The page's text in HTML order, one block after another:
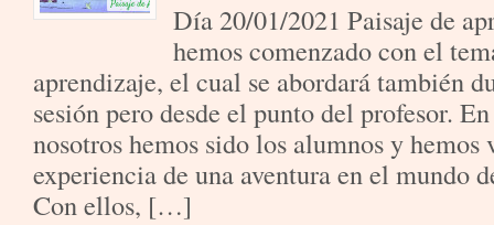
Día 20/01/2021 Paisaje de
hemos comenzado con el
aprendizaje, el cual se abordará también
sesión pero desde el punto del profesor.
nosotros hemos sido los alumnos y
experiencia de una aventura en el mundo
Con ellos, […]